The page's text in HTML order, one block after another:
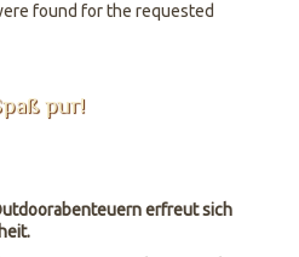
found for the requested
pur!
erfreut sich